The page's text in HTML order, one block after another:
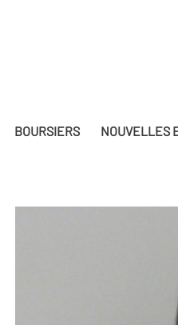
BOURSIERS NOUVELLES